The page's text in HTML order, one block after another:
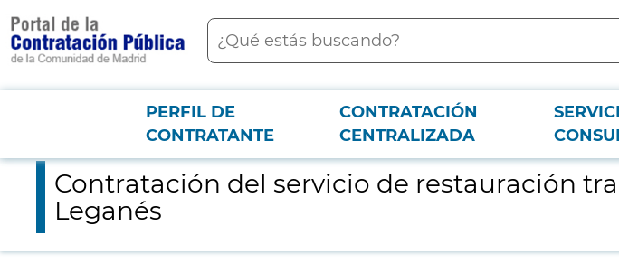
contenido
principal
Buscar
Menú PCON
PERFIL DE
CONTRATANTE
CONTRATACIÓN
CENTRALIZADA
Contratación del servicio de restauración transportado para el Hotel Avenida Leganés
Contratación del servicio de restauración
Leganés